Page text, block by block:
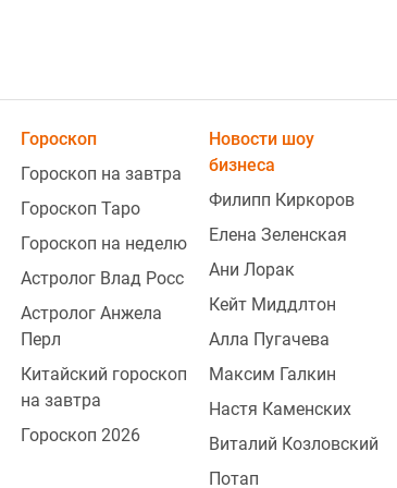
Гороскоп
Гороскоп на завтра
Гороскоп Таро
Гороскоп на неделю
Астролог Влад Росс
Астролог Анжела
Перл
Китайский гороскоп
на завтра
Гороскоп 2026
Новости шоу
бизнеса
Филипп Киркоров
Елена Зеленская
Ани Лорак
Кейт Миддлтон
Алла Пугачева
Максим Галкин
Настя Каменских
Виталий Козловский
Потап